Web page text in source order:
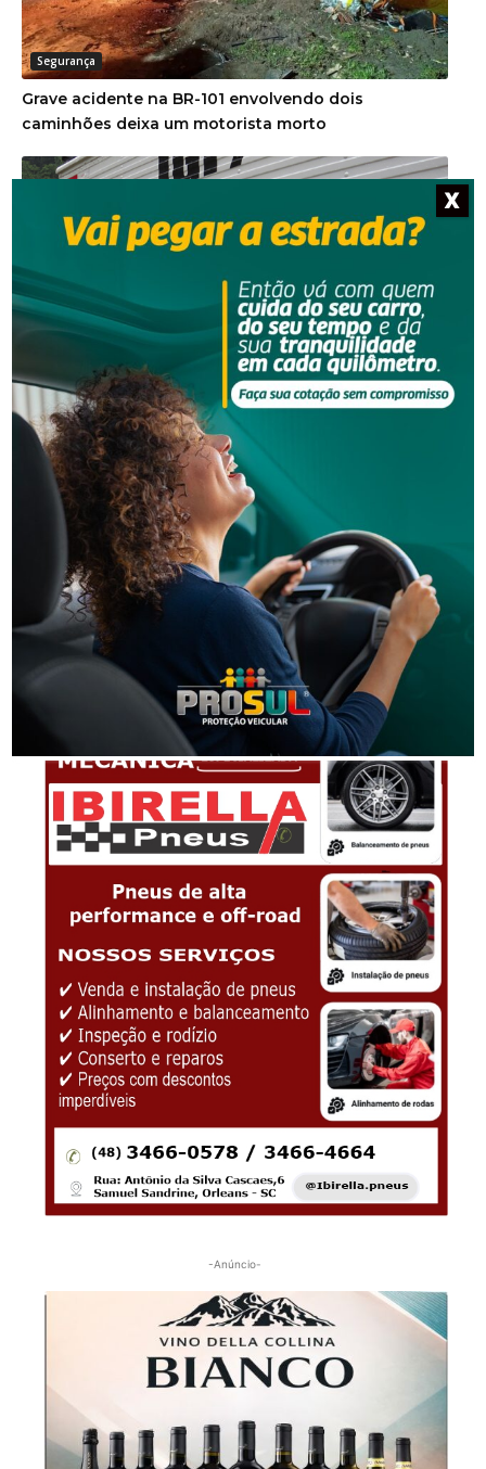
Segurança
Grave acidente na BR-101 envolvendo dois
caminhões deixa um motorista morto
Corpo de homem é encontrado em rio
Segurança
Golpes por WhatsApp levam à apreensão de dois
adolescentes em SC
-Anúncio-
-Anúncio-
X